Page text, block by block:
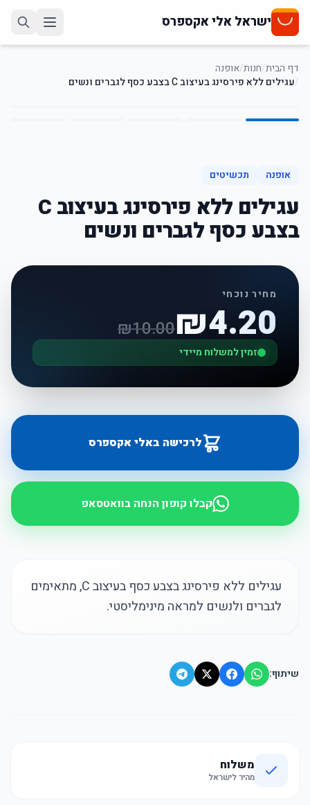
ישראל אלי אקספרס
דף הבית/חנות/אופנה
/עגילים ללא פירסינג בעיצוב C בצבע כסף לגברים ונשים 1
/
5
אופנה תכשיטים
עגילים ללא פירסינג בעיצוב C
בצבע כסף לגברים ונשים
מחיר נוכחי
₪4.20
₪10.00
זמין למשלוח מיידי
לרכישה באלי אקספרס
קבלו קופון הנחה בוואטסאפ
עגילים ללא פירסינג בצבע כסף בעיצוב C, מתאימים
לגברים ולנשים למראה מינימליסטי.
שיתוף:
משלוח
מהיר לישראל